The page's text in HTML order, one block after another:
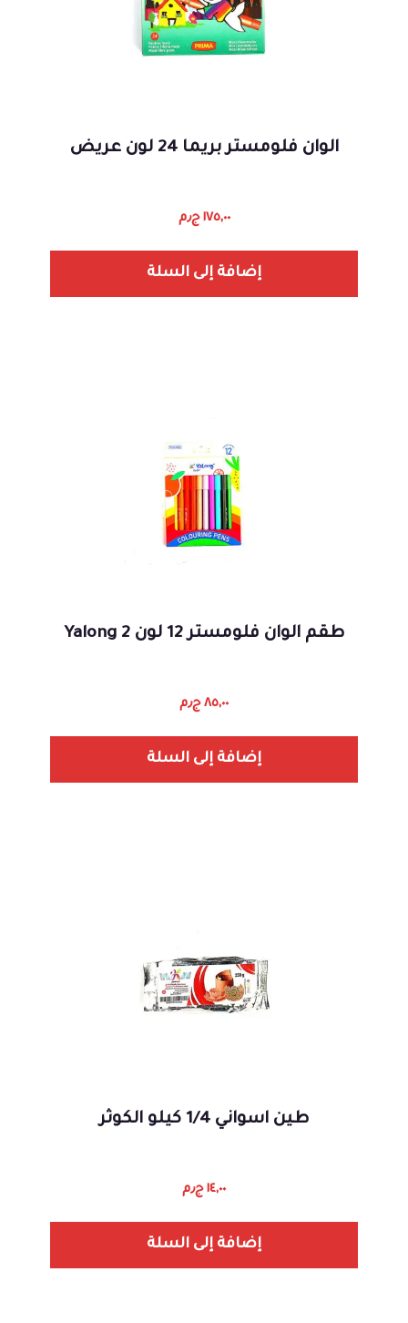
الوان فلومستر بريما 24 لون عريض
١٧٥,٠٠ ج٫م
إضافة إلى السلة
طقم الوان فلومستر 12 لون Yalong 2
٨٥,٠٠ ج٫م
إضافة إلى السلة
طين اسواني 1/4 كيلو الكوثر
١٤,٠٠ ج٫م
إضافة إلى السلة